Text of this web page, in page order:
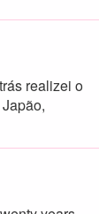
realizei o